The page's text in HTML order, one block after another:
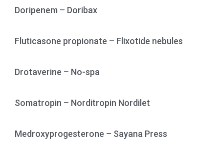
Doripenem – Doribax
Fluticasone propionate – Flixotide nebules
Drotaverine – No-spa
Somatropin – Norditropin Nordilet
Medroxyprogesterone – Sayana Press